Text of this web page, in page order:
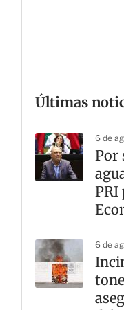
Últimas
6 de
Por
PRI
6 de